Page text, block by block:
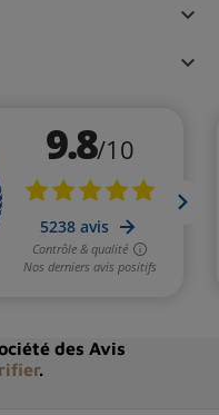


des Avis
.